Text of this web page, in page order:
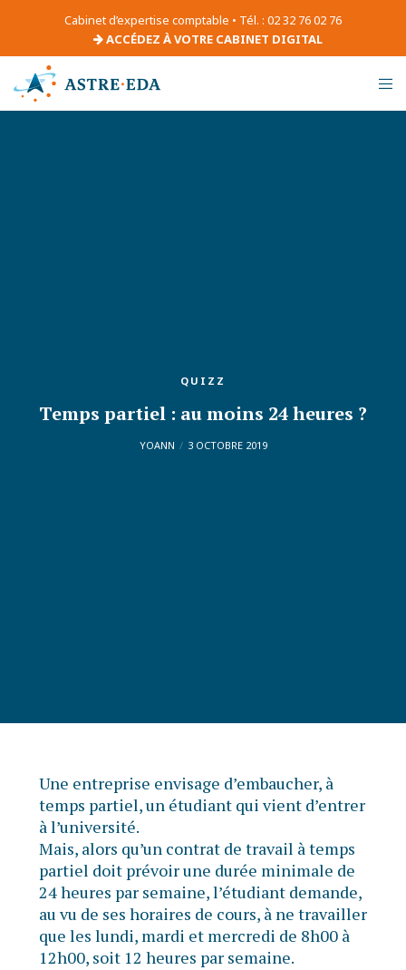
Cabinet d’expertise comptable • Tél. : 02 32 76 02 76
ACCÉDEZ À VOTRE CABINET DIGITAL
QUIZZ
Temps partiel : au moins 24 heures ?
YOANN 3 OCTOBRE 2019
Une entreprise envisage d’embaucher, à
temps partiel, un étudiant qui vient d’entrer
à l’université.
Mais, alors qu’un contrat de travail à temps
partiel doit prévoir une durée minimale de
24 heures par semaine, l’étudiant demande,
au vu de ses horaires de cours, à ne travailler
que les lundi, mardi et mercredi de 8h00 à
12h00, soit 12 heures par semaine.